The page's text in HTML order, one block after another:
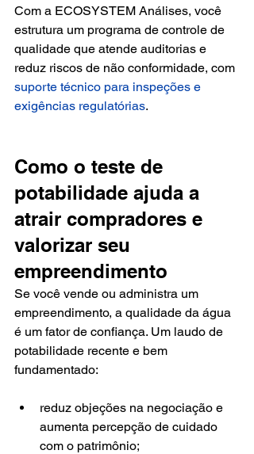
Com a ECOSYSTEM Análises, você
estrutura um programa de controle de
qualidade que atende auditorias e
reduz riscos de não conformidade, com
suporte técnico para inspeções e
exigências regulatórias.
Como o teste de
potabilidade ajuda a
atrair compradores e
valorizar seu
empreendimento
Se você vende ou administra um
empreendimento, a qualidade da água
é um fator de confiança. Um laudo de
potabilidade recente e bem
fundamentado:
reduz objeções na negociação e
aumenta percepção de cuidado
com o patrimônio;